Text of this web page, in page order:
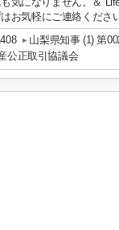
お気軽にご連絡くださ
山梨県知事 (1) 第
公正取引協議会